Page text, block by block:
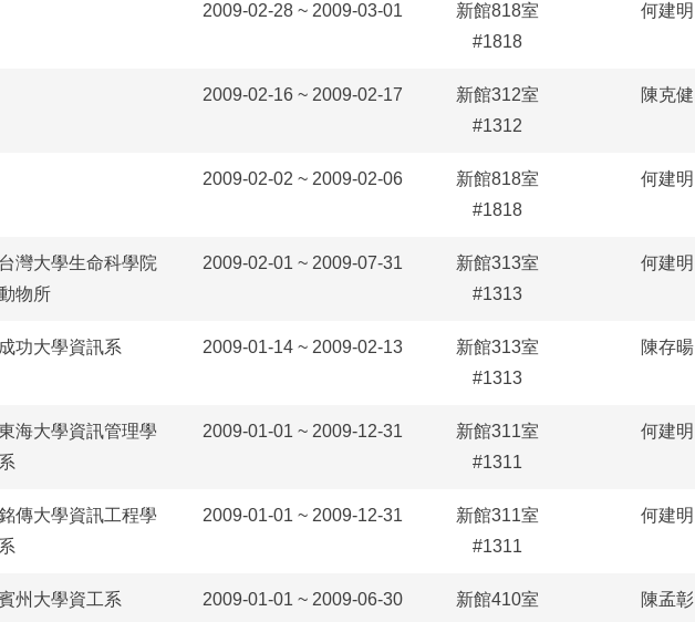
2009-02-28 ~ 2009-03-01
新館818室
#1818
何建明
2009-02-16 ~ 2009-02-17
新館312室
#1312
陳克健
2009-02-02 ~ 2009-02-06
新館818室
#1818
何建明
台灣大學生命科學院
物所
2009-02-01 ~ 2009-07-31
新館313室
#1313
何建明
成功大學資訊系 2009-01-14 ~ 2009-02-13
新館313室
#1313
陳存暘
海大學資訊管理學
系
2009-01-01 ~ 2009-12-31
新館311室
#1311
何建明
傳大學資訊工程學
系
2009-01-01 ~ 2009-12-31
新館311室
#1311
何建明
賓州大學資工系 2009-01-01 ~ 2009-06-30
新館410室
陳孟彰